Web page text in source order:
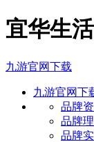
宜华生
九游官网下载
九游官网下
品牌
品牌
品牌